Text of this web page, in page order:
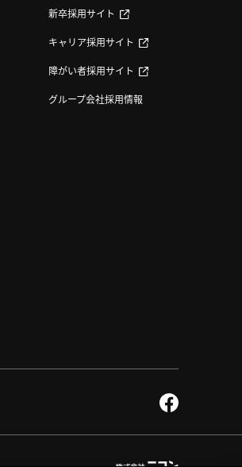
新卒採用サイト
キャリア採用サイト
障がい者採用サイト
グループ会社採用情報